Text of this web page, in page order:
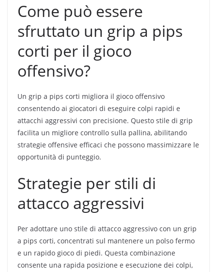
Come può essere
sfruttato un grip a pips
corti per il gioco
offensivo?
Un grip a pips corti migliora il gioco offensivo
consentendo ai giocatori di eseguire colpi rapidi e
attacchi aggressivi con precisione. Questo stile di grip
facilita un migliore controllo sulla pallina, abilitando
strategie offensive efficaci che possono massimizzare le
opportunità di punteggio.
Strategie per stili di
attacco aggressivi
Per adottare uno stile di attacco aggressivo con un grip
a pips corti, concentrati sul mantenere un polso fermo
e un rapido gioco di piedi. Questa combinazione
consente una rapida posizione e esecuzione dei colpi,